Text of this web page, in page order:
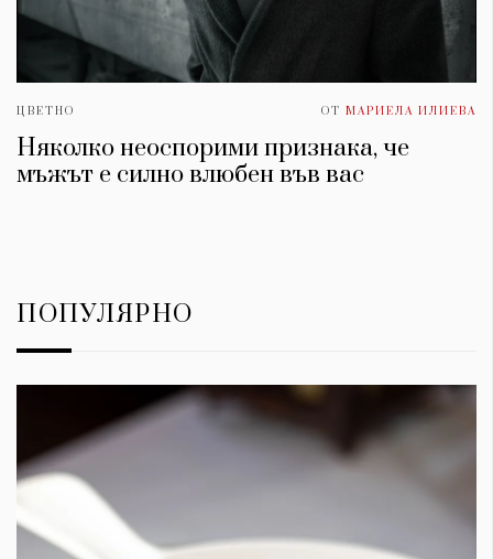
ЦВЕТНО ОТ МАРИЕЛА ИЛИЕВА
Няколко неоспорими признака, че
мъжът е силно влюбен във вас
ПОПУЛЯРНО